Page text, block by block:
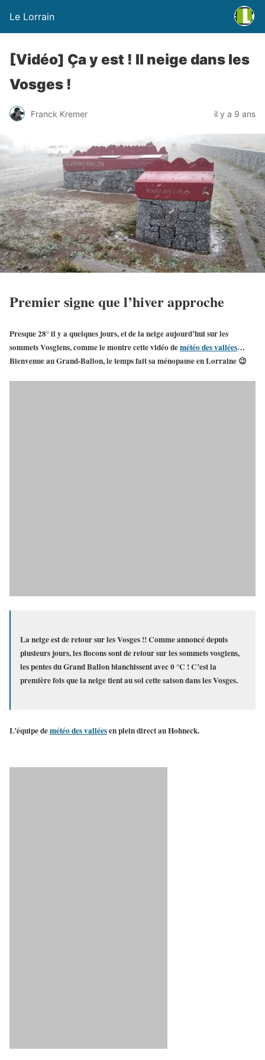
Le Lorrain
[Vidéo] Ça y est ! Il neige dans les
Vosges !
Franck Kremer il y a 9 ans
Premier signe que l’hiver approche
Presque 28° il y a quelques jours, et de la neige aujourd’hui sur les
sommets Vosgiens, comme le montre cette vidéo demétéo des vallées…
Bienvenue auGrand-Ballon, le temps fait sa ménopause en Lorraine 😉
La neige est de retour sur les Vosges !! Comme annoncé depuis
plusieurs jours, les flocons sont de retour sur les sommets vosgiens,
les pentes du Grand Ballon blanchissent avec 0 °C ! C’est la
première fois que la neige tient au sol cette saison dans les Vosges.
L’équipe demétéo des valléesen plein direct auHohneck.